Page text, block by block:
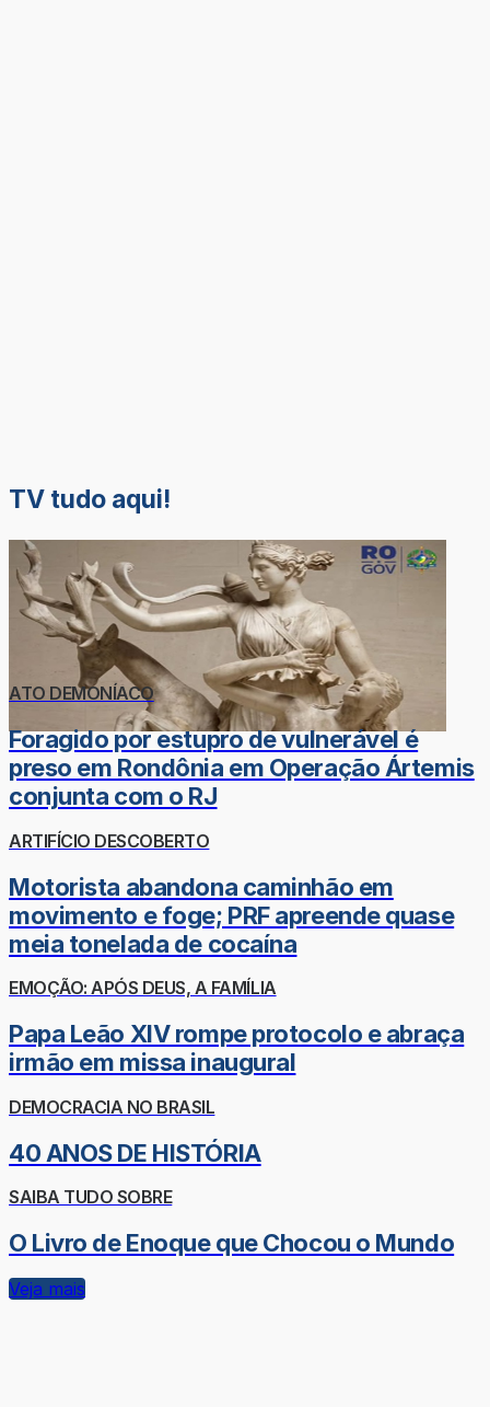
TV tudo aqui!
ATO DEMONÍACO
Foragido por estupro de vulnerável é
preso em Rondônia em Operação Ártemis
conjunta com o RJ
ARTIFÍCIO DESCOBERTO
Motorista abandona caminhão em
movimento e foge; PRF apreende quase
meia tonelada de cocaína
EMOÇÃO: APÓS DEUS, A FAMÍLIA
Papa Leão XIV rompe protocolo e abraça
irmão em missa inaugural
DEMOCRACIA NO BRASIL
40 ANOS DE HISTÓRIA
SAIBA TUDO SOBRE
O Livro de Enoque que Chocou o Mundo
Veja mais